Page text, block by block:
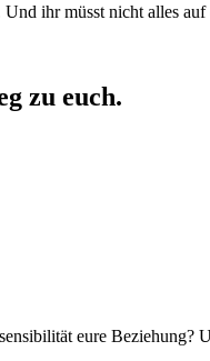
ihr müsst nicht alles
zu euch.
eure Beziehung?